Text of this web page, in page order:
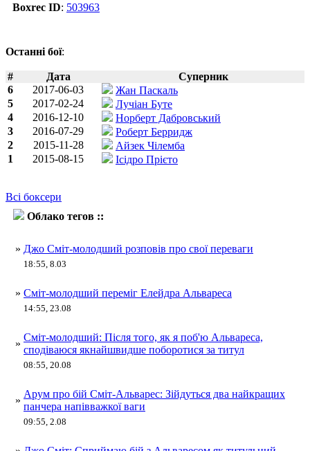
Boxrec ID: 503963
Останні бої:
# Дата
Суперник
6
2017-06-03
Жан Паскаль
5
2017-02-24
Лучіан Буте
4
2016-12-10
Норберт Дабровський
3
2016-07-29
Роберт Берридж
2
2015-11-28
Айзек Чілемба
1
2015-08-15 Ісідро Прієто
Всі боксери
Облако тегов ::
» Джо Сміт-молодший розповів про свої переваги
18:55, 8.03
» Сміт-молодший переміг Елейдра Альвареса
14:55, 23.08
»
Сміт-молодший: Після того, як я поб'ю Альвареса,
сподіваюся якнайшвидше поборотися за титул
08:55, 20.08
»
Арум про бій Сміт-Альварес: Зійдуться два найкращих
панчера напівважкої ваги
09:55, 2.08